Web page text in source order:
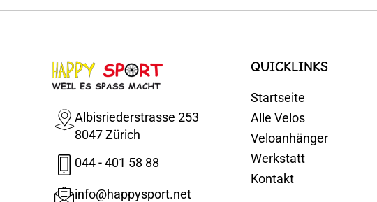
Albisriederstrasse 253
8047 Zürich
044 - 401 58 88
info@happysport.net
QUICKLINKS
Startseite
Alle Velos
Veloanhänger
Werkstatt
Kontakt